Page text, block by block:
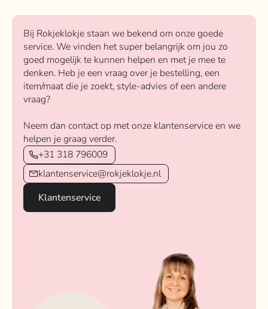
Bij Rokjeklokje staan we bekend om onze goede
service. We vinden het super belangrijk om jou zo
goed mogelijk te kunnen helpen en met je mee te
denken. Heb je een vraag over je bestelling, een
item/maat die je zoekt, style-advies of een andere
vraag?
Neem dan contact op met onze klantenservice en we
helpen je graag verder.
+31 318 796009
klantenservice@rokjeklokje.nl
Klantenservice